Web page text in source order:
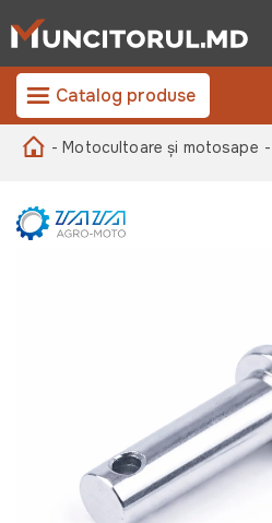
Catalog produse
- Motocultoare și motosape